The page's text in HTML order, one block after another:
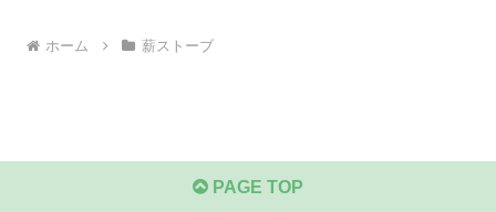
ホーム 薪ストーブ
PAGE TOP